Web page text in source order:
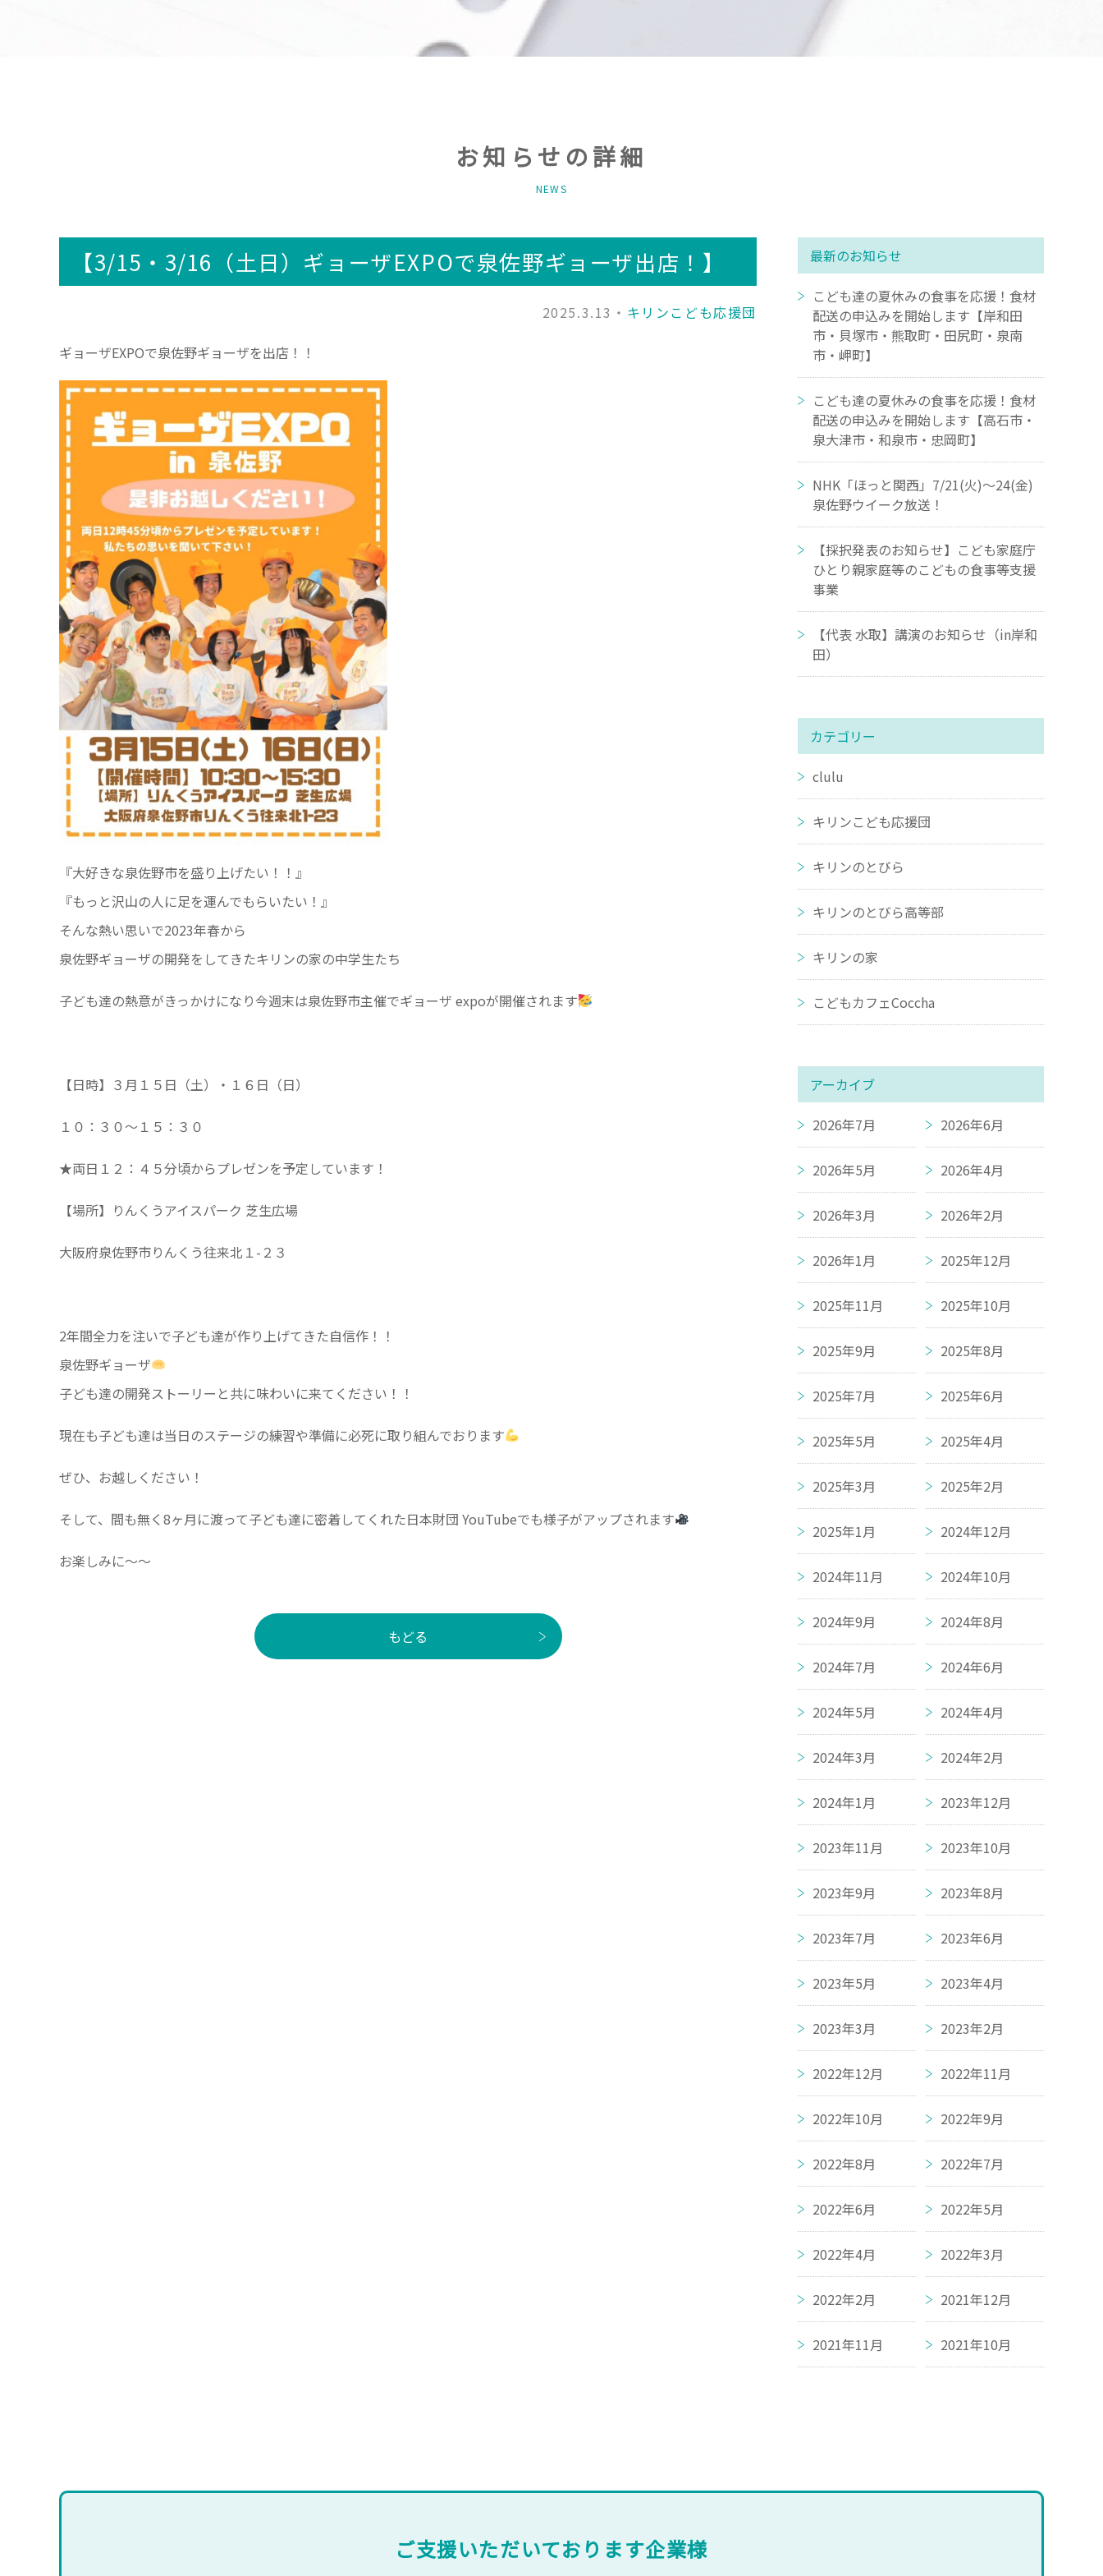
お知らせの詳細
NEWS
【3/15・3/16（土日）ギョーザEXPOで泉佐野ギョーザ出店！】
2025.3.13・ キリンこども応援団
ギョーザEXPOで泉佐野ギョーザを出店！！
『大好きな泉佐野市を盛り上げたい！！』
『もっと沢山の人に足を運んでもらいたい！』
そんな熱い思いで2023年春から
泉佐野ギョーザの開発をしてきたキリンの家の中学生たち
子ども達の熱意がきっかけになり今週末は泉佐野市主催でギョーザ expoが開催されます
【日時】３月１５日（土）・１６日（日）
１０：３０～１５：３０
★両日１２：４５分頃からプレゼンを予定しています！
【場所】りんくうアイスパーク 芝生広場
大阪府泉佐野市りんくう往来北１-２３
2年間全力を注いで子ども達が作り上げてきた自信作！！
泉佐野ギョーザ
子ども達の開発ストーリーと共に味わいに来てください！！
現在も子ども達は当日のステージの練習や準備に必死に取り組んでおります
ぜひ、お越しください！
そして、間も無く8ヶ月に渡って子ども達に密着してくれた日本財団 YouTubeでも様子がアップされます
お楽しみに～～
もどる
最新のお知らせ
こども達の夏休みの食事を応援！食材
配送の申込みを開始します【岸和田
市・貝塚市・熊取町・田尻町・泉南
市・岬町】
こども達の夏休みの食事を応援！食材
配送の申込みを開始します【高石市・
泉大津市・和泉市・忠岡町】
NHK「ほっと関西」7/21(火)～24(金)
泉佐野ウイーク放送！
【採択発表のお知らせ】こども家庭庁
ひとり親家庭等のこどもの食事等支援
事業
【代表 水取】講演のお知らせ（in岸和
田）
カテゴリー
clulu
キリンこども応援団
キリンのとびら
キリンのとびら高等部
キリンの家
こどもカフェCoccha
アーカイブ
2026年7月 2026年6月
2026年5月 2026年4月
2026年3月 2026年2月
2026年1月 2025年12月
2025年11月 2025年10月
2025年9月 2025年8月
2025年7月 2025年6月
2025年5月 2025年4月
2025年3月 2025年2月
2025年1月 2024年12月
2024年11月 2024年10月
2024年9月 2024年8月
2024年7月 2024年6月
2024年5月 2024年4月
2024年3月 2024年2月
2024年1月 2023年12月
2023年11月 2023年10月
2023年9月 2023年8月
2023年7月 2023年6月
2023年5月 2023年4月
2023年3月 2023年2月
2022年12月 2022年11月
2022年10月 2022年9月
2022年8月 2022年7月
2022年6月 2022年5月
2022年4月 2022年3月
2022年2月 2021年12月
2021年11月 2021年10月
ご支援いただいております企業様